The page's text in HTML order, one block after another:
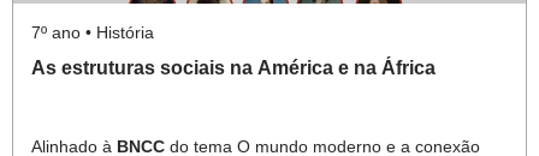
7º ano • História
As estruturas sociais na América e na África
Alinhado à BNCC do tema O mundo moderno e a conexão